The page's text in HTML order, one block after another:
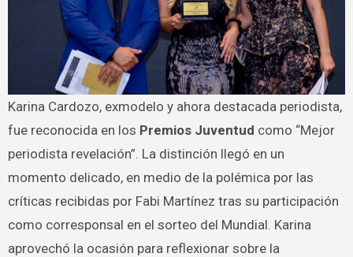
Karina Cardozo, exmodelo y ahora destacada periodista,
fue reconocida en los Premios Juventud como “Mejor
periodista revelación”. La distinción llegó en un
momento delicado, en medio de la polémica por las
críticas recibidas por Fabi Martínez tras su participación
como corresponsal en el sorteo del Mundial. Karina
aprovechó la ocasión para reflexionar sobre la